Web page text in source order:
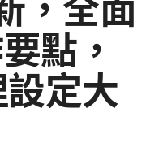
點，
定大